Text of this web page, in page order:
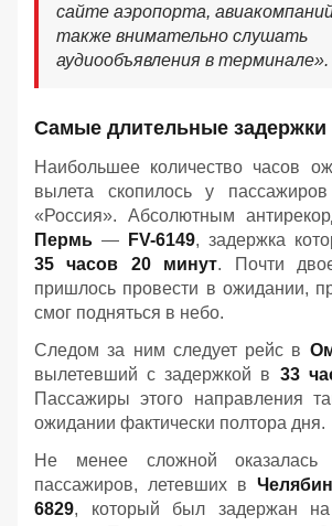
сайте аэропорта,
также внимательно слушать
аудиообъявления в терминале».
Самые длительные
Наибольшее количество часов
вылета скопилось у
«Россия». Абсолютным
Пермь — FV-6149, задержка
35 часов 20 минут. Почти
пришлось провести в ожидании,
смог подняться в небо.
Следом за ним следует рейс в
вылетевший с задержкой в 33
Пассажиры этого направления
ожидании фактически полтора дня.
Не менее сложной оказалась
пассажиров, летевших в
6829, который был задержан